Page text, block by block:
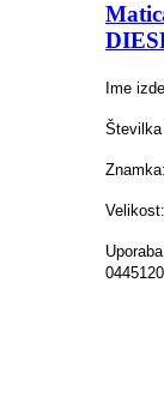
Ime
Številka